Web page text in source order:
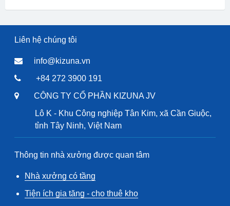
Liên hệ chúng tôi
info@kizuna.vn
+84 272 3900 191
CÔNG TY CỔ PHẦN KIZUNA JV
Lô K - Khu Công nghiệp Tân Kim, xã Cần Giuộc,
tỉnh Tây Ninh, Việt Nam
Thông tin nhà xưởng được quan tâm
Nhà xưởng có tầng
Tiện ích gia tăng - cho thuê kho